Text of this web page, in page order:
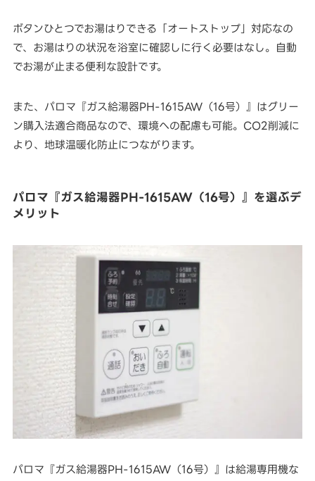
ボタンひとつでお湯はりできる「オートストップ」対応なの
で、お湯はりの状況を浴室に確認しに行く必要はなし。自動
でお湯が止まる便利な設計です。
また、パロマ『ガス給湯器PH-1615AW（16号）』はグリー
ン購入法適合商品なので、環境への配慮も可能。CO2削減に
より、地球温暖化防止につながります。
パロマ『ガス給湯器PH-1615AW（16号）』を選ぶデ
メリット
パロマ『ガス給湯器PH-1615AW（16号）』は給湯専用機な